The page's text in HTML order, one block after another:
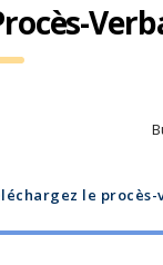
le procès-